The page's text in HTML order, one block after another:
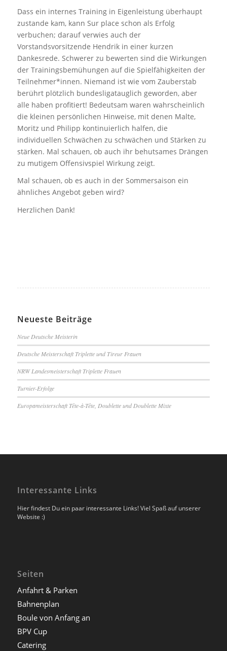
Dass ein internes Training in Eigenleistung überhaupt
zustande kam, kann Sur place schon als Erfolg
verbuchen; darauf verwies auch der
Vorstandsvorsitzende Hendrik in einer kurzen
Dankesrede. Schwerer zu bewerten sind die Wirkungen
der Trainingsbemühungen auf die Spielfähigkeiten der
Teilnehmer*innen. Niemand ist wie vom Zauberstab
berührt plötzlich bundesligatauglich geworden, aber
alle haben profitiert! Bedeutsam waren wahrscheinlich
die kleinen persönlichen Hinweise, mit denen Malte,
Moritz und Philipp kontinuierlich halfen, die
individuellen Schwächen zu schwächen und Stärken zu
stärken. Mal schauen, ob auch ihr behutsames Drängen
zu mutigem Offensivspiel Wirkung zeigt.
Mal schauen, ob es auch in der Sommersaison ein
ähnliches Angebot geben wird?
Herzlichen Dank!
Neueste Beiträge
Neue Deutsche Meisterin
Deutsche Meisterschaft Triplette und Tireur Frauen
NRW Landesmeisterschaft Triplette Frauen
Turnier-Erfolge
Europameisterschaft Tête-à-Tête, Doublette und Doublette Mixte
Interessante Links
Hier findest Du ein paar interessante Links! Viel Spaß auf unserer
Website :)
Seiten
Anfahrt & Parken
Bahnenplan
Boule von Anfang an
BPV Cup
Catering